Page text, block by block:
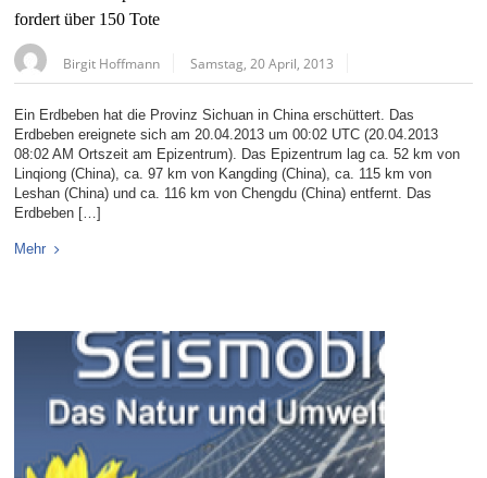
fordert über 150 Tote
Birgit Hoffmann Samstag, 20 April, 2013
Ein Erdbeben hat die Provinz Sichuan in China erschüttert. Das
Erdbeben ereignete sich am 20.04.2013 um 00:02 UTC (20.04.2013
08:02 AM Ortszeit am Epizentrum). Das Epizentrum lag ca. 52 km von
Linqiong (China), ca. 97 km von Kangding (China), ca. 115 km von
Leshan (China) und ca. 116 km von Chengdu (China) entfernt. Das
Erdbeben […]
Mehr